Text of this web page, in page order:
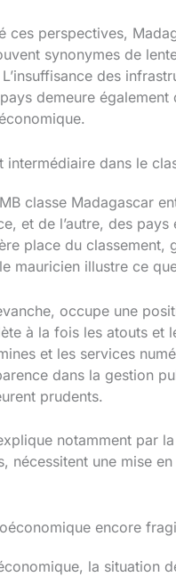
ces perspectives,
synonymes de
des
demeure
intermédiaire dans le
classe Madagascar
et de l’autre, des
place du
mauricien illustre ce
occupe une
à la fois les atouts et
et les services
dans la gestion
prudents.
notamment par
nécessitent une mise
encore
la situation